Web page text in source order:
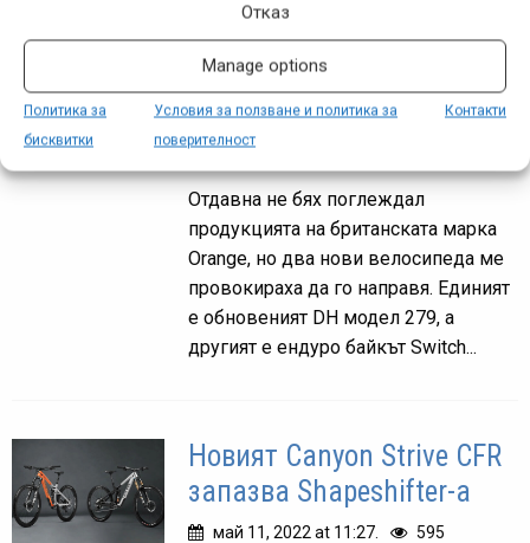
Отказ
Manage options
Политика за
бисквитки
Условия за ползване и политика за
поверителност
Контакти
Нови и интересни
продукти: Orange 279 и
Switch 7
май 13, 2022 at 06:18.
Отдавна не бях поглеждал
продукцията на британската марка
Orange, но два нови велосипеда ме
провокираха да го направя. Единият
е обновеният DH модел 279, а
другият е ендуро байкът Switch...
Новият Canyon Strive CFR
запазва Shapeshifter-а
май 11, 2022 at 11:27. 595